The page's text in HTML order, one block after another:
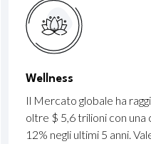
Wellness
Il Mercato globale ha
oltre $ 5,6 trilioni con una
12% negli ultimi 5 anni.